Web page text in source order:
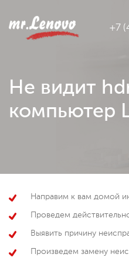
+7
Не видит
компьютер
Направим к вам домой
Проведем
Выявить причину
Произведем замену